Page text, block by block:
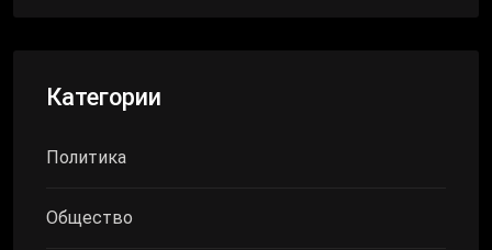
Категории
Политика
Общество